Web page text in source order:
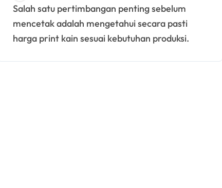
Salah satu pertimbangan penting sebelum
mencetak adalah mengetahui secara pasti
harga print kain sesuai kebutuhan produksi.